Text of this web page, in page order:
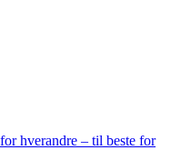
hverandre – til beste for